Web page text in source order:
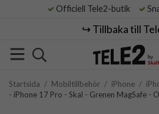
Officiell Tele2-butik
↪️ Tillbaka till
Startsida / Mobiltillbehör / iPhone /
- iPhone 17 Pro - Skal - Grenen MagSafe -